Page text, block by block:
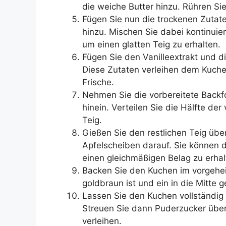
die weiche Butter hinzu. Rühren
Fügen Sie nun die trockenen
hinzu. Mischen Sie dabei
um einen glatten Teig zu erhalten.
Fügen Sie den Vanilleextrakt und
Diese Zutaten verleihen dem
Frische.
Nehmen Sie die vorbereitete
hinein. Verteilen Sie die Hälfte
Teig.
Gießen Sie den restlichen Teig
Apfelscheiben darauf. Sie können
einen gleichmäßigen Belag zu
Backen Sie den Kuchen im
goldbraun ist und ein in die Mitte
Lassen Sie den Kuchen
Streuen Sie dann Puderzucker
verleihen.